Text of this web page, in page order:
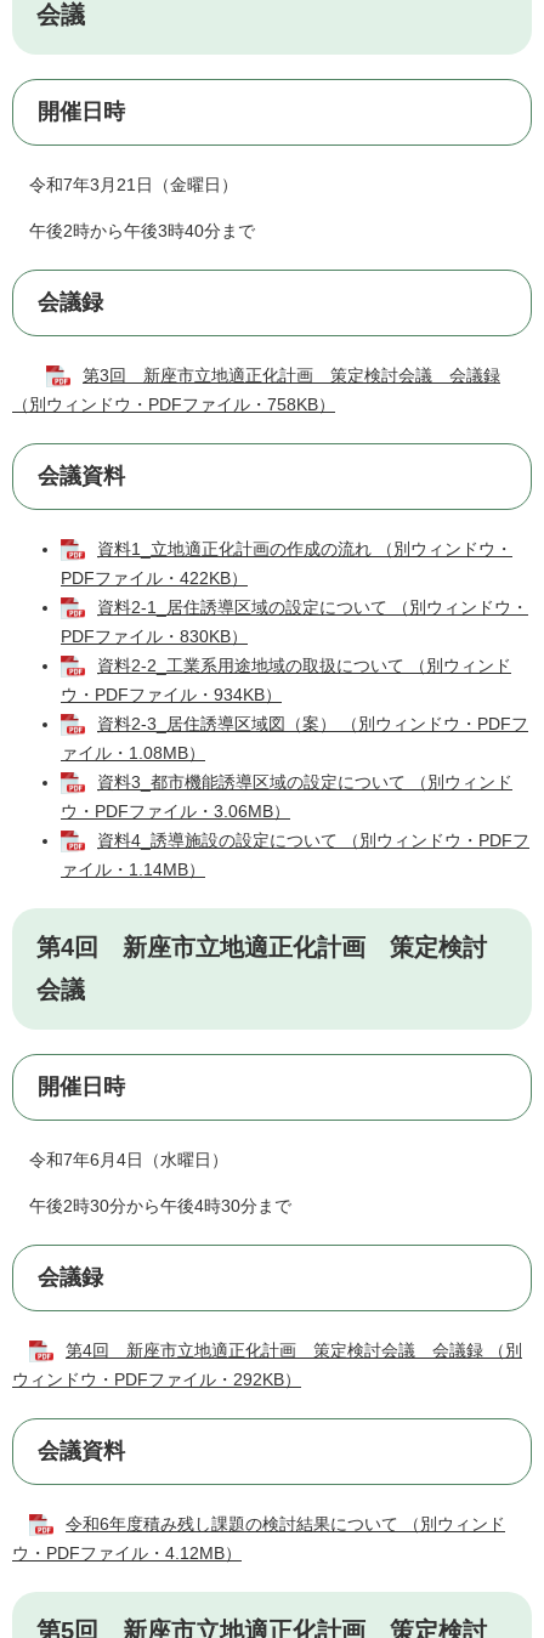
会議
開催日時
令和7年3月21日（金曜日）
午後2時から午後3時40分まで
会議録
第3回 新座市立地適正化計画 策定検討会議 会議録
（別ウィンドウ・PDFファイル・758KB）
会議資料
資料1_立地適正化計画の作成の流れ （別ウィンドウ・
PDFファイル・422KB）
資料2-1_居住誘導区域の設定について （別ウィンドウ・
PDFファイル・830KB）
資料2-2_工業系用途地域の取扱について （別ウィンド
ウ・PDFファイル・934KB）
資料2-3_居住誘導区域図（案） （別ウィンドウ・PDFフ
ァイル・1.08MB）
資料3_都市機能誘導区域の設定について （別ウィンド
ウ・PDFファイル・3.06MB）
資料4_誘導施設の設定について （別ウィンドウ・PDFフ
ァイル・1.14MB）
第4回 新座市立地適正化計画 策定検討
会議
開催日時
令和7年6月4日（水曜日）
午後2時30分から午後4時30分まで
会議録
第4回 新座市立地適正化計画 策定検討会議 会議録 （別
ウィンドウ・PDFファイル・292KB）
会議資料
令和6年度積み残し課題の検討結果について （別ウィンド
ウ・PDFファイル・4.12MB）
第5回 新座市立地適正化計画 策定検討